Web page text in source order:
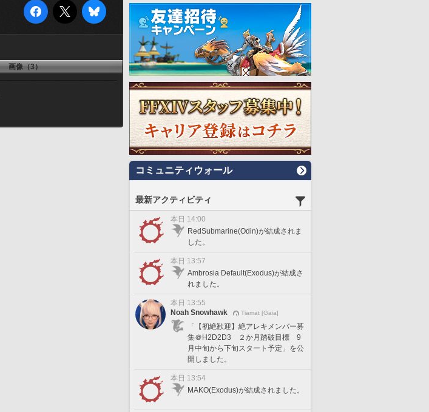
画像（3）
コミュニティウォール
最新アクティビティ
本日 14:00
RedSubmarine(Odin)が結成されま
した。
本日 13:57
Ambrosia Default(Exodus)が結成さ
れました。
本日 13:55
Noah Snowhawk
Tiamat [Gaia]
「【初絶歓迎】絶アレキメンバー募
集＠H2D2D3 ２か月踏破目標 9
月中旬から下旬スタート予定」を公
開しました。
本日 13:54
MAKO(Exodus)が結成されました。